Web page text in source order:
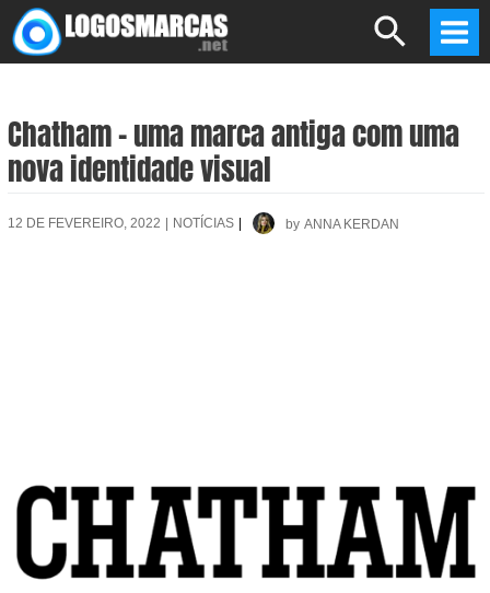
Skip
to
Search
Chatham – uma marca antiga com uma
nova identidade visual
12 DE FEVEREIRO, 2022 NOTÍCIAS by ANNA KERDAN